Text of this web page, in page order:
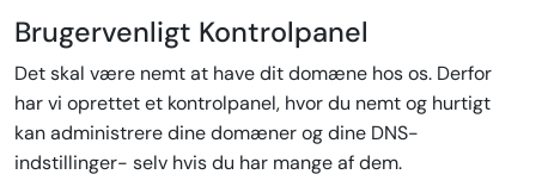
Brugervenligt Kontrolpanel
Det skal være nemt at have dit domæne hos os. Derfor
har vi oprettet et kontrolpanel, hvor du nemt og hurtigt
kan administrere dine domæner og dine DNS-
indstillinger- selv hvis du har mange af dem.